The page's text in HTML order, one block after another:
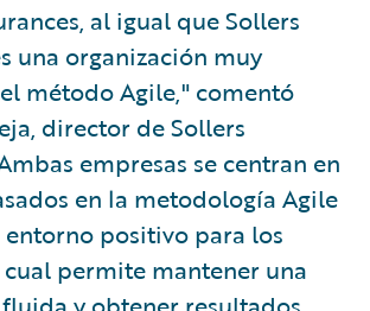
al igual que Sollers
una organización muy
método Agile," comentó
director de Sollers
empresas se centran en
en la metodología Agile
entorno positivo para los
permite mantener una